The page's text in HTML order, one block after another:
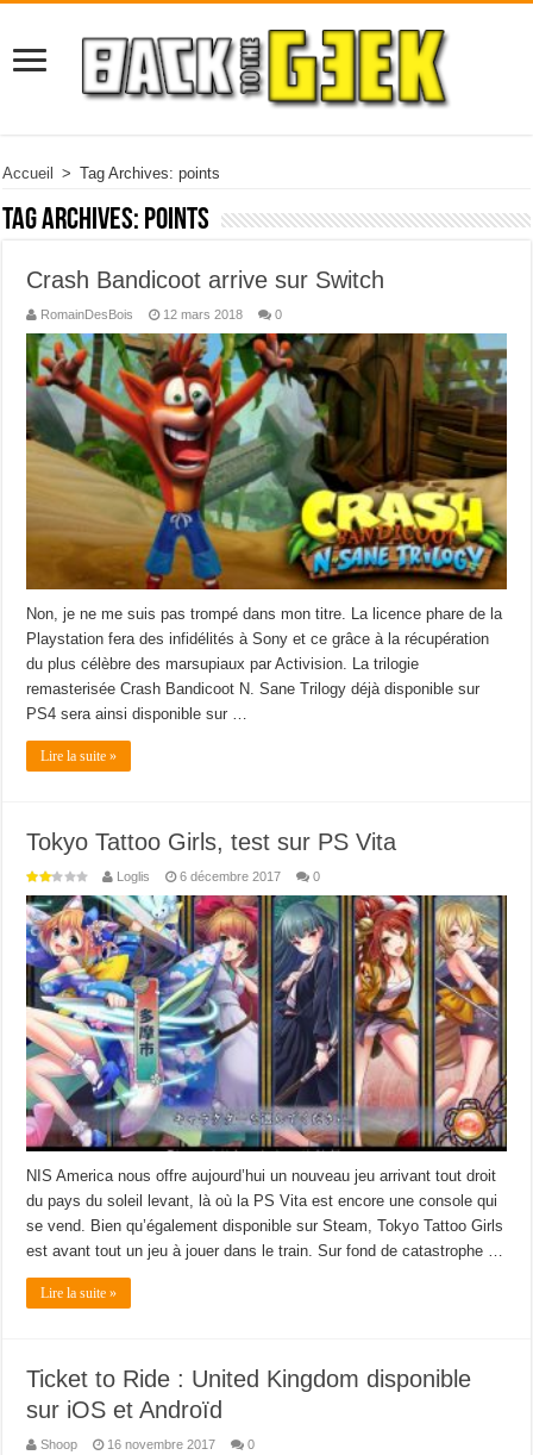
Accueil > Tag Archives: points
Tag Archives: points
Crash Bandicoot arrive sur Switch
RomainDesBois 12 mars 2018 0
Non, je ne me suis pas trompé dans mon titre. La licence phare de la
Playstation fera des infidélités à Sony et ce grâce à la récupération
du plus célèbre des marsupiaux par Activision. La trilogie
remasterisée Crash Bandicoot N. Sane Trilogy déjà disponible sur
PS4 sera ainsi disponible sur …
Lire la suite »
Tokyo Tattoo Girls, test sur PS Vita
Loglis 6 décembre 2017 0
NIS America nous offre aujourd’hui un nouveau jeu arrivant tout droit
du pays du soleil levant, là où la PS Vita est encore une console qui
se vend. Bien qu’également disponible sur Steam, Tokyo Tattoo Girls
est avant tout un jeu à jouer dans le train. Sur fond de catastrophe …
Lire la suite »
Ticket to Ride : United Kingdom disponible
sur iOS et Androïd
Shoop 16 novembre 2017 0